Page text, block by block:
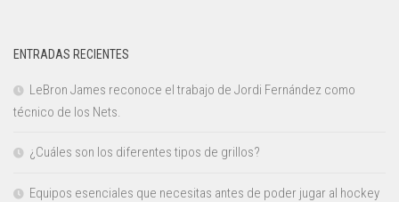
ENTRADAS RECIENTES
LeBron James reconoce el trabajo de Jordi Fernández como
técnico de los Nets.
¿Cuáles son los diferentes tipos de grillos?
Equipos esenciales que necesitas antes de poder jugar al hockey